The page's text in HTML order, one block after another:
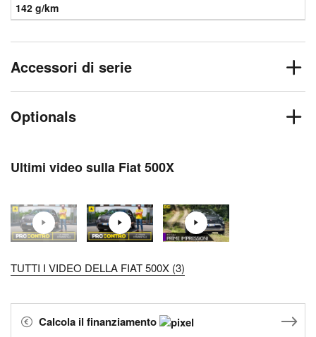
142 g/km
Accessori di serie
Optionals
Ultimi video sulla Fiat 500X
TUTTI I VIDEO DELLA FIAT 500X (3)
Calcola il finanziamento